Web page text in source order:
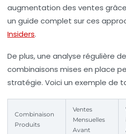
augmentation des ventes
un guide complet sur ces
Insiders.
De plus, une analyse régulière
combinaisons mises en place
stratégie. Voici un exemple de
Combinaison
Produits
Ventes
Mensuelles
Avant